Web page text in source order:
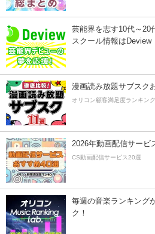
芸能界を志す10代～20
スクール情報はDeview
漫画読み放題サブスク
オリコン顧客満足度ランキング
2026年動画配信サービ
CS動画配信サービス20選
毎週の音楽ランキング
ク！